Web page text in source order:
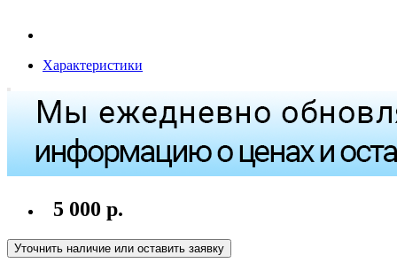
Характеристики
5 000 р.
Уточнить наличие или оставить заявку